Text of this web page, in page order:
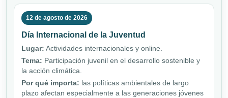
12 de agosto de 2026
Día Internacional de la Juventud
Lugar: Actividades internacionales y online.
Tema: Participación juvenil en el desarrollo sostenible y
la acción climática.
Por qué importa: las políticas ambientales de largo
plazo afectan especialmente a las generaciones jóvenes